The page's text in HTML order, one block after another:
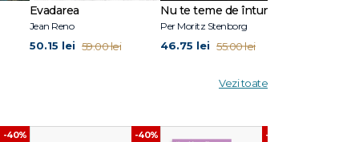
este
Evadarea
Jean Reno
50.15 lei 59.00 lei
Nu te teme de întuneric
Per Moritz Stenborg
46.75 lei 55.00 lei
Vezi toate
-40% -40% -40%